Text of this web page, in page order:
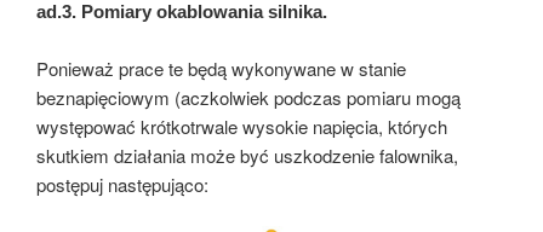
ad.3. Pomiary okablowania silnika.
Ponieważ prace te będą wykonywane w stanie
beznapięciowym (aczkolwiek podczas pomiaru mogą
występować krótkotrwale wysokie napięcia, których
skutkiem działania może być uszkodzenie falownika,
postępuj następująco: